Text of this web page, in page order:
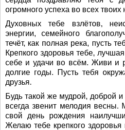
огромного успеха во всех твоих
Духовных тебе взлётов,
энергии, семейного
течёт, как полная река, пусть
Крепкого здоровья тебе,
себе и удачи во всём. Живи и
долгие годы. Пусть тебя
друзья.
Будь такой же мудрой, доброй
всегда звенит мелодия весны.
свой день рождения
Желаю тебе крепкого здоровья